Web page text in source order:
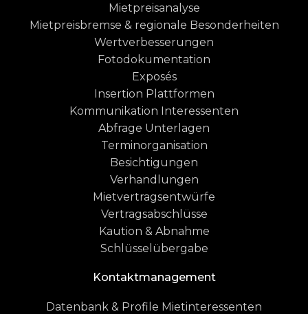
Mietpreisanalyse
Mietpreisbremse & regionale Besonderheiten
Wertverbesserungen
Fotodokumentation
Exposés
Insertion Plattformen
Kommunikation Interessenten
Abfrage Unterlagen
Terminorganisation
Besichtigungen
Verhandlungen
Mietvertragsentwürfe
Vertragsabschlüsse
Kaution & Abnahme
Schlüsselübergabe
Kontaktmanagement
Datenbank & Profile Mietinteressenten